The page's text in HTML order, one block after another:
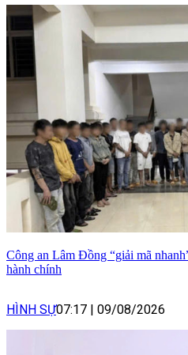
Công an Lâm Đồng “giải mã
hành chính
HÌNH SỰ07:17 | 09/08/2026